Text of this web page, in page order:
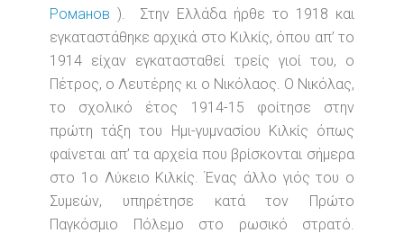
Романов ). Στην Ελλάδα ήρθε το 1918 και
εγκαταστάθηκε αρχικά στο Κιλκίς, όπου απ’ το
1914 είχαν εγκατασταθεί τρείς γιοί του, ο
Πέτρος, ο Λευτέρης κι ο Νικόλαος. Ο Νικόλας,
το σχολικό έτος 1914-15 φοίτησε στην
πρώτη τάξη του Ημι-γυμνασίου Κιλκίς όπως
φαίνεται απ’ τα αρχεία που βρίσκονται σήμερα
στο 1ο Λύκειο Κιλκίς. Ένας άλλο γιός του ο
Συμεών, υπηρέτησε κατά τον Πρώτο
Παγκόσμιο Πόλεμο στο ρωσικό στρατό.